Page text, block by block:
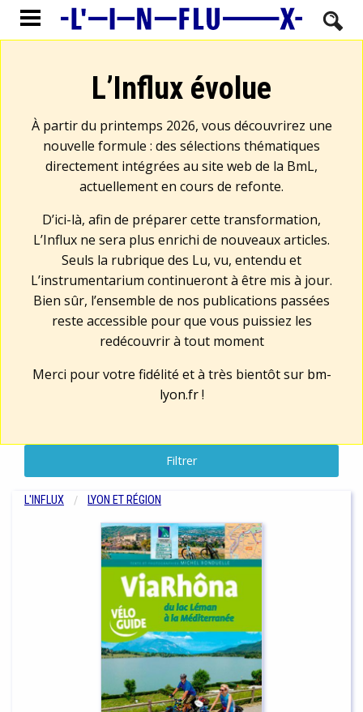
L’Influx évolue
À partir du printemps 2026, vous découvrirez une
nouvelle formule : des sélections thématiques
directement intégrées au site web de la BmL,
actuellement en cours de refonte.
D’ici-là, afin de préparer cette transformation,
L’Influx ne sera plus enrichi de nouveaux articles.
Seuls la rubrique des Lu, vu, entendu et
L’instrumentarium continueront à être mis à jour.
Bien sûr, l’ensemble de nos publications passées
reste accessible pour que vous puissiez les
redécouvrir à tout moment
Merci pour votre fidélité et à très bientôt sur bm-
lyon.fr!
Filtrer
L'INFLUX LYON ET RÉGION